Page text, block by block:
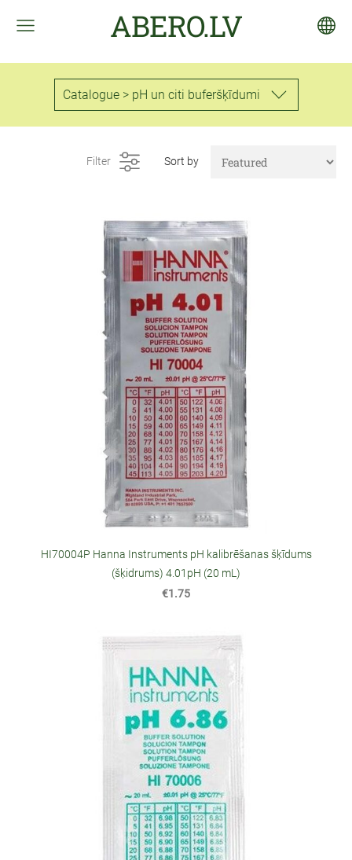
ABERO.LV
Catalogue > pH un citi buferšķīdumi
Filter Sort by
HI70004P Hanna Instruments pH kalibrēšanas šķīdums
(šķidrums) 4.01pH (20 mL)
€1.75